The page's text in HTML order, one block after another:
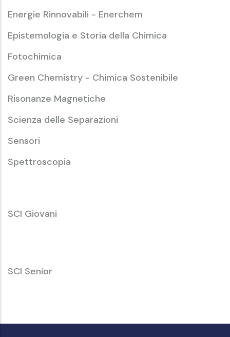
Energie Rinnovabili - Enerchem
Epistemologia e Storia della Chimica
Fotochimica
Green Chemistry - Chimica Sostenibile
Risonanze Magnetiche
Scienza delle Separazioni
Sensori
Spettroscopia
SCI
Giovani
SCI Giovani
SCI
Senior
SCI Senior